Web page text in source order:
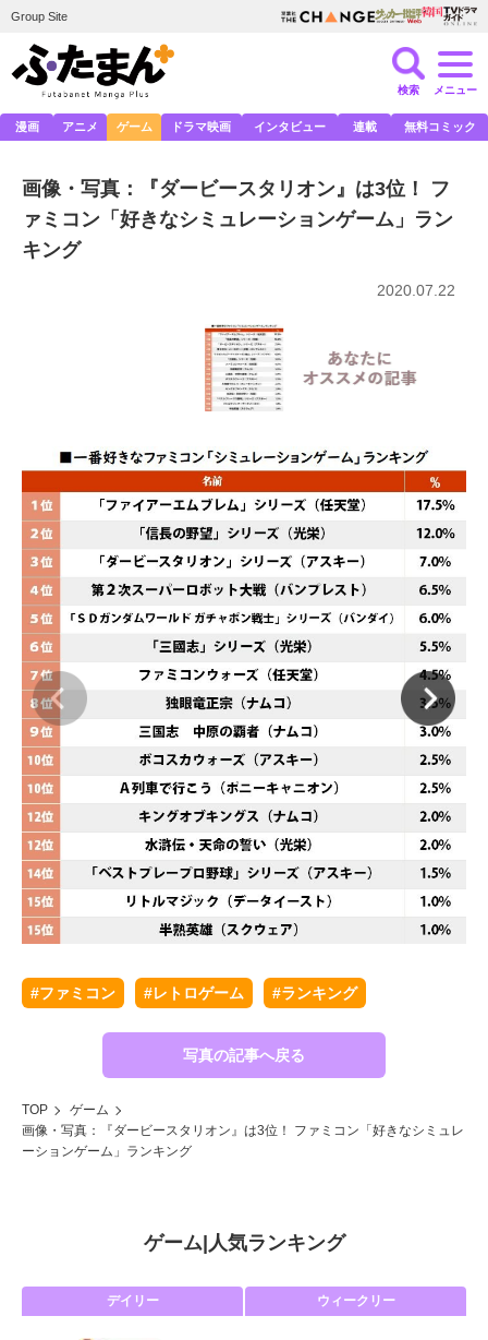
Group Site
検索 メニュー
漫画 アニメ ゲーム ドラマ映画 インタビュー 連載 無料コミック
画像・写真：『ダービースタリオン』は3位！ フ
ァミコン「好きなシミュレーションゲーム」ラン
キング
2020.07.22
#ファミコン #レトロゲーム #ランキング
写真の記事へ戻る
TOP
ゲーム
画像・写真：『ダービースタリオン』は3位！ ファミコン「好きなシミュレ
ーションゲーム」ランキング
ゲーム| 人気ランキング
デイリー ウィークリー